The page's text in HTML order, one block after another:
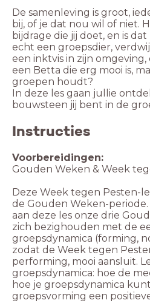
De samenleving is groot,
bij, of je dat nou wil of niet.
bijdrage die jij doet, en is
echt een groepsdier,
een inktvis in zijn omgeving,
een Betta die erg mooi is,
groepen houdt?
In deze les gaan jullie
Instructies
Voorbereidingen:
Gouden Weken & Week
Deze Week tegen Pesten-
de Gouden Weken-periode.
aan deze les onze drie
zich bezighouden met de
groepsdynamica (forming,
zodat de Week tegen
performing, mooi aansluit.
groepsdynamica: hoe de
hoe je groepsdynamica
groepsvorming een